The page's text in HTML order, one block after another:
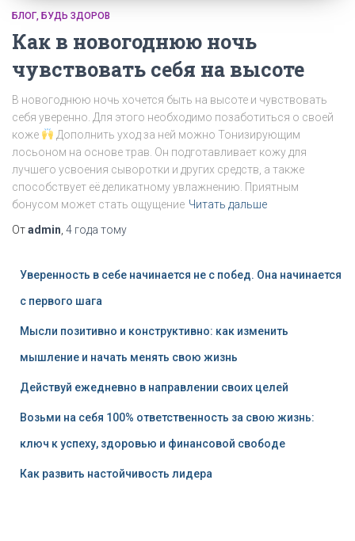
БЛОГ БУДЬ ЗДОРОВ
Как в новогоднюю ночь
чувствовать себя на высоте
В новогоднюю ночь хочется быть на высоте и чувствовать
себя уверенно. Для этого необходимо позаботиться о своей
коже
Дополнить уход за ней можно Тонизирующим
лосьоном на основе трав. Он подготавливает кожу для
лучшего усвоения сыворотки и других средств, а также
способствует её деликатному увлажнению. Приятным
бонусом может стать ощущение Читать дальше
Отadmin 4 года тому
Уверенность в себе начинается не с побед. Она начинается
с первого шага
Мысли позитивно и конструктивно: как изменить
мышление и начать менять свою жизнь
Действуй ежедневно в направлении своих целей
Возьми на себя 100% ответственность за свою жизнь:
ключ к успеху, здоровью и финансовой свободе
Как развить настойчивость лидера